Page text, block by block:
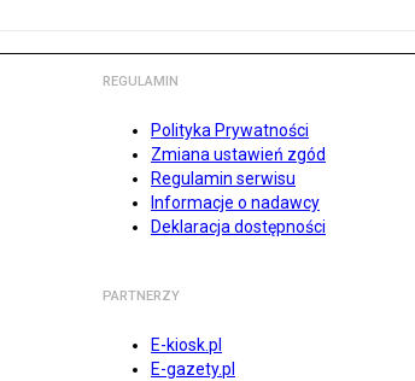
REGULAMIN
Polityka Prywatności
Zmiana ustawień zgód
Regulamin serwisu
Informacje o nadawcy
Deklaracja dostępności
PARTNERZY
E-kiosk.pl
E-gazety.pl